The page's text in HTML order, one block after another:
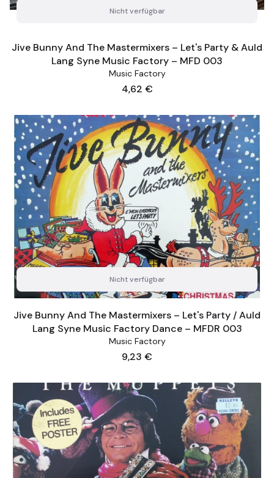
Nicht verfügbar
Jive Bunny And The Mastermixers – Let's Party & Auld
Lang Syne Music Factory – MFD 003
Music Factory
Preis
4,62 €
Nicht verfügbar
Jive Bunny And The Mastermixers – Let's Party / Auld
Lang Syne Music Factory Dance – MFDR 003
Music Factory
Preis
9,23 €